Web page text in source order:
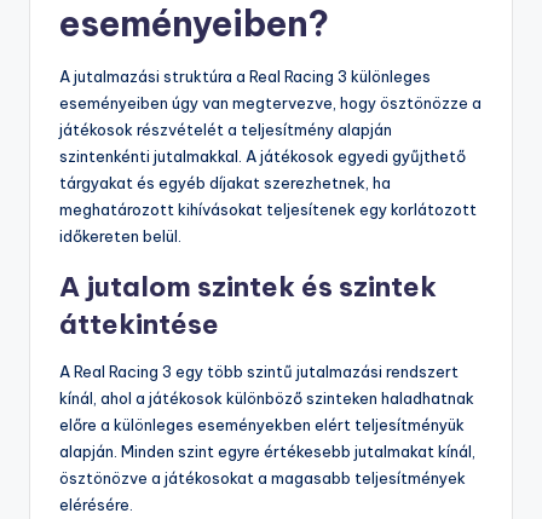
eseményeiben?
A jutalmazási struktúra a Real Racing 3 különleges
eseményeiben úgy van megtervezve, hogy ösztönözze a
játékosok részvételét a teljesítmény alapján
szintenkénti jutalmakkal. A játékosok egyedi gyűjthető
tárgyakat és egyéb díjakat szerezhetnek, ha
meghatározott kihívásokat teljesítenek egy korlátozott
időkereten belül.
A jutalom szintek és szintek
áttekintése
A Real Racing 3 egy több szintű jutalmazási rendszert
kínál, ahol a játékosok különböző szinteken haladhatnak
előre a különleges eseményekben elért teljesítményük
alapján. Minden szint egyre értékesebb jutalmakat kínál,
ösztönözve a játékosokat a magasabb teljesítmények
elérésére.